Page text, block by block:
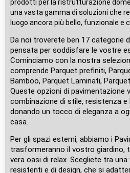
prodotti per la ristrutturazione
una vasta gamma di soluzioni che
luogo ancora più bello, funzionale e
Da noi troverete ben 17 categorie
pensata per soddisfare le vostre
Cominciamo con la nostra
comprende Parquet prefiniti,
Bamboo, Parquet Laminati,
Queste opzioni di pavimentazione
combinazione di stile, resistenza e
donando un tocco di eleganza a
casa.
Per gli spazi esterni, abbiamo i
trasformeranno il vostro giardino,
vera oasi di relax. Scegliete tra
resistenti e di design, che si